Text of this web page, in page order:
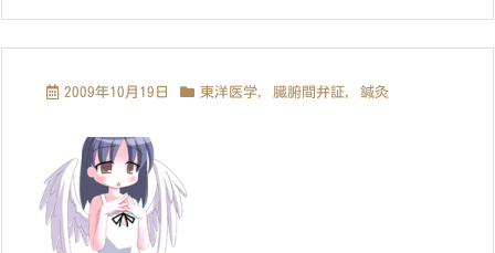
2009年10月19日 東洋医学, 臓腑間弁証, 鍼灸